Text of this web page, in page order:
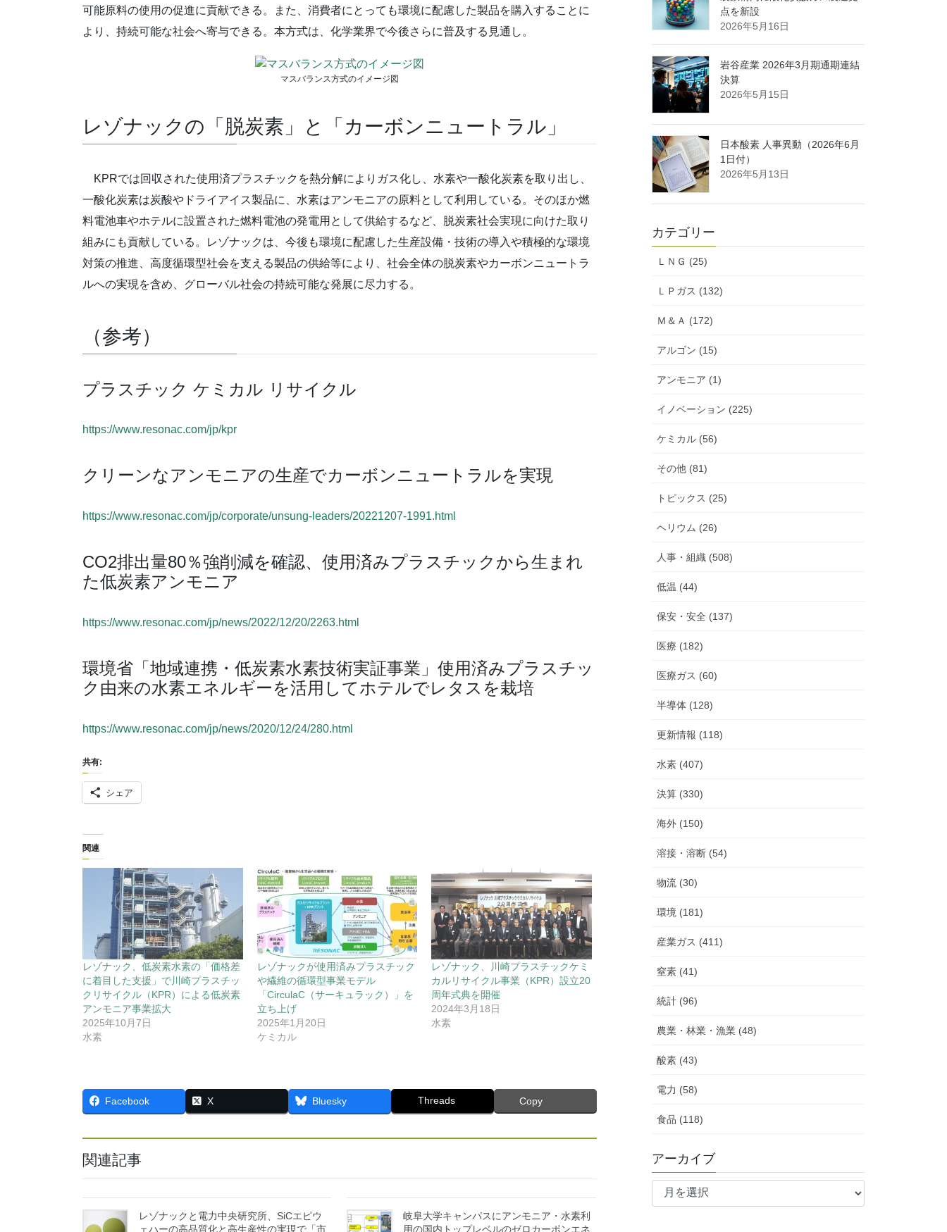
可能原料の使用の促進に貢献できる。また、消費者にとっても環境に配慮した製品を購入することに
より、持続可能な社会へ寄与できる。本方式は、化学業界で今後さらに普及する見通し。
マスバランス方式のイメージ図
レゾナックの「脱炭素」と「カーボンニュートラル」
KPRでは回収された使用済プラスチックを熱分解によりガス化し、水素や一酸化炭素を取り出し、
一酸化炭素は炭酸やドライアイス製品に、水素はアンモニアの原料として利用している。そのほか燃
料電池車やホテルに設置された燃料電池の発電用として供給するなど、脱炭素社会実現に向けた取り
組みにも貢献している。レゾナックは、今後も環境に配慮した生産設備・技術の導入や積極的な環境
対策の推進、高度循環型社会を支える製品の供給等により、社会全体の脱炭素やカーボンニュートラ
ルへの実現を含め、グローバル社会の持続可能な発展に尽力する。
（参考）
プラスチック ケミカル リサイクル
https://www.resonac.com/jp/kpr
クリーンなアンモニアの生産でカーボンニュートラルを実現
https://www.resonac.com/jp/corporate/unsung-leaders/20221207-1991.html
CO2排出量80％強削減を確認、使用済みプラスチックから生まれ
た低炭素アンモニア
https://www.resonac.com/jp/news/2022/12/20/2263.html
環境省「地域連携・低炭素水素技術実証事業」使用済みプラスチッ
ク由来の水素エネルギーを活用してホテルでレタスを栽培
https://www.resonac.com/jp/news/2020/12/24/280.html
共有:
シェア
関連
レゾナック、低炭素水素の「価格差
に着目した支援」で川崎プラスチッ
クリサイクル（KPR）による低炭素
アンモニア事業拡大
2025年10月7日
水素
レゾナックが使用済みプラスチック
や繊維の循環型事業モデル
「CirculaC（サーキュラック）」を
立ち上げ
2025年1月20日
ケミカル
レゾナック、川崎プラスチックケミ
カルリサイクル事業（KPR）設立20
周年式典を開催
2024年3月18日
水素
Facebook X Bluesky Threads Copy
関連記事
レゾナックと電力中央研究所、SiCエピウ
ェハーの高品質化と高生産性の実現で「市
岐阜大学キャンパスにアンモニア・水素利
用の国内トップレベルのゼロカーボンエネ
点を新設
2026年5月16日
岩谷産業 2026年3月期通期連結
決算
2026年5月15日
日本酸素 人事異動（2026年6月
1日付）
2026年5月13日
カテゴリー
ＬＮＧ (25)
ＬＰガス (132)
Ｍ＆Ａ (172)
アルゴン (15)
アンモニア (1)
イノベーション (225)
ケミカル (56)
その他 (81)
トピックス (25)
ヘリウム (26)
人事・組織 (508)
低温 (44)
保安・安全 (137)
医療 (182)
医療ガス (60)
半導体 (128)
更新情報 (118)
水素 (407)
決算 (330)
海外 (150)
溶接・溶断 (54)
物流 (30)
環境 (181)
産業ガス (411)
窒素 (41)
統計 (96)
農業・林業・漁業 (48)
酸素 (43)
電力 (58)
食品 (118)
アーカイブ
ア